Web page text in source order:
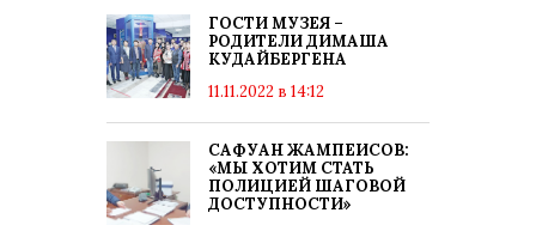
ГОСТИ МУЗЕЯ –
РОДИТЕЛИ ДИМАША
КУДАЙБЕРГЕНА
11.11.2022 в 14:12
САФУАН ЖАМПЕИСОВ:
«МЫ ХОТИМ СТАТЬ
ПОЛИЦИЕЙ ШАГОВОЙ
ДОСТУПНОСТИ»